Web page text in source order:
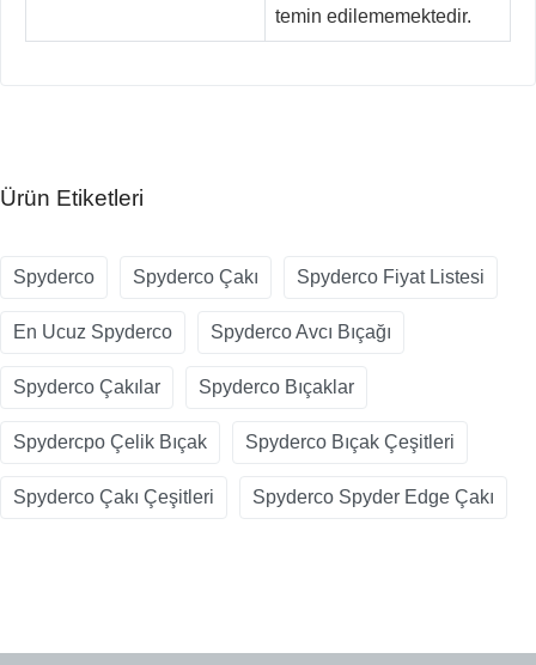
temin edilememektedir.
Ürün Etiketleri
Spyderco Spyderco Çakı Spyderco Fiyat Listesi
En Ucuz Spyderco Spyderco Avcı Bıçağı
Spyderco Çakılar Spyderco Bıçaklar
Spydercpo Çelik Bıçak Spyderco Bıçak Çeşitleri
Spyderco Çakı Çeşitleri Spyderco Spyder Edge Çakı